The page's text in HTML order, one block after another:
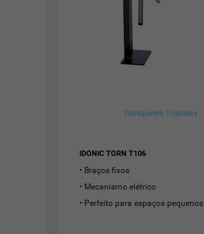
Torniquetes Tripoides
IDONIC TORN T106
Braços fixos
Mecanismo elétrico
Perfeito para espaços pequenos